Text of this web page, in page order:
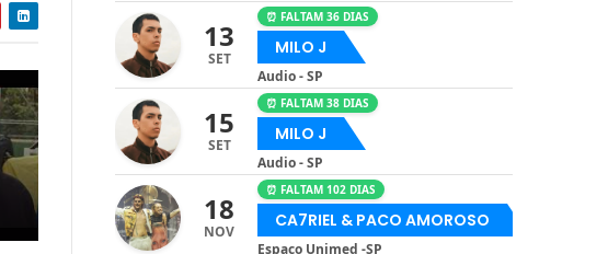
13
SET
⏰ FALTAM 36 DIAS
MILO J
Audio - SP
15
SET
⏰ FALTAM 38 DIAS
MILO J
Audio - SP
18
NOV
⏰ FALTAM 102 DIAS
CA7RIEL & PACO AMOROSO
Espaço Unimed -SP